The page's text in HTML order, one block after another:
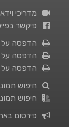
מדריכי
פיקשר
הדפסה על
הדפסה על
הדפסה על
חיפוש
חיפוש
פירסום